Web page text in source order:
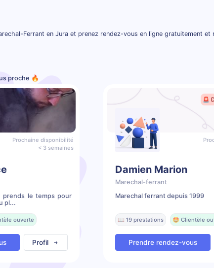
Ferrant en Jura et prenez rendez-vous en ligne gratuitement et
proche 🔥
Prochaine disponibilité
< 3 semaines
prends le temps pour
pl...
ouverte
Profil
🚨
Damien Marion
Marechal-ferrant
Marechal ferrant depuis 1999
📖 19 prestations 🤩 Clientèle
Prendre rendez-vous